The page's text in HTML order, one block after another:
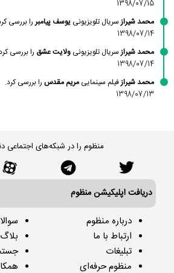
1398/07/15
محمد شیراز سریال تلویزیونی یوسف پیامبررا بررسی
1398/07/14
محمد شیراز سریال تلویزیونی ولایت عشق را بررسی
1398/07/14
محمد شیرازفیلم سینمایی مریم مقدس را بررسی کرد.
1398/07/13
منظوم را در شبکه‌های اجتماعی
دریافت اپلیکیشن منظوم
درباره منظوم
ارتباط با ما
تبلیغات
منظوم حرفه‌ای
بلاگ